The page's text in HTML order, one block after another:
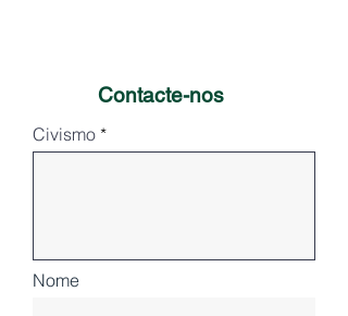
Contacte-nos
Civismo
Nome